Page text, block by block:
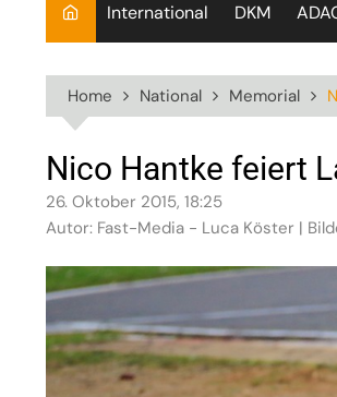
International DKM
Home National Memorial
Nico Hantke feiert
26. Oktober 2015, 18:25
Autor: Fast-Media - Luca Köster |